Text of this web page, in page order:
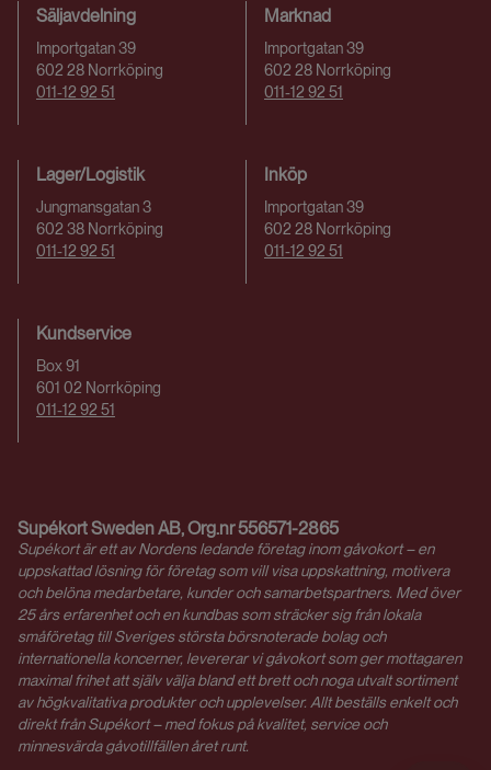
Säljavdelning
Importgatan 39
602 28 Norrköping
011-12 92 51
Marknad
Importgatan 39
602 28 Norrköping
011-12 92 51
Lager/Logistik
Jungmansgatan 3
602 38 Norrköping
011-12 92 51
Inköp
Importgatan 39
602 28 Norrköping
011-12 92 51
Kundservice
Box 91
601 02 Norrköping
011-12 92 51
Supékort Sweden AB,Org.nr556571-2865
Supékort är ett av Nordens ledande företag inom gåvokort – en
uppskattad lösning för företag som vill visa uppskattning, motivera
och belöna medarbetare, kunder och samarbetspartners. Med över
25 års erfarenhet och en kundbas som sträcker sig från lokala
småföretag till Sveriges största börsnoterade bolag och
internationella koncerner, levererar vi gåvokort som ger mottagaren
maximal frihet att själv välja bland ett brett och noga utvalt sortiment
av högkvalitativa produkter och upplevelser. Allt beställs enkelt och
direkt från Supékort – med fokus på kvalitet, service och
minnesvärda gåvotillfällen året runt.